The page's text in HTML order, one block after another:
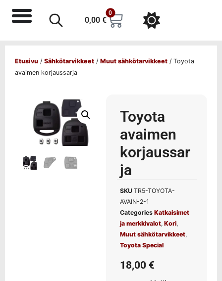
0,00 €
0
Etusivu / Sähkötarvikkeet / Muut sähkötarvikkeet / Toyota
avaimen korjaussarja
Toyota
avaimen
korjaussar
ja
SKU TR5-TOYOTA-
AVAIN-2-1
Categories Katkaisimet
ja merkkivalot, Kori,
Muut sähkötarvikkeet,
Toyota Special
18,00 €